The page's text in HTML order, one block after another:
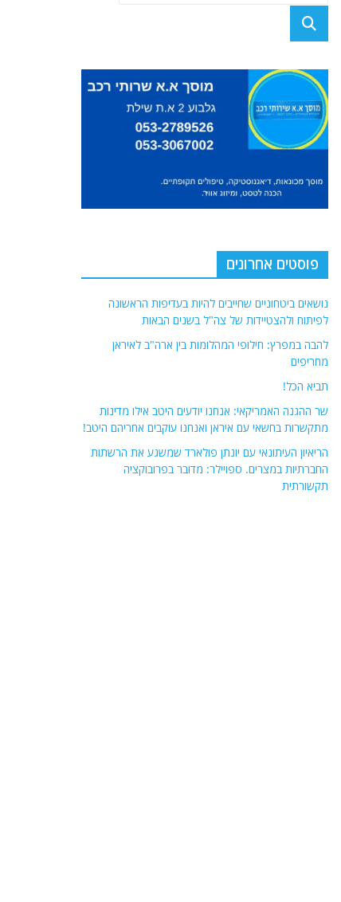
פוסטים אחרונים
נושאים ביטחוניים שחייבים להיות בעדיפות הראשונה
לפיתוח ולהצטיידות של צה"ל בשנים הבאות
להבה במפרץ: חילופי המהלומות בין ארה"ב לאיראן
מחריפים
תביא הכל!
שר ההגנה האמריקאי: אנחנו יודעים היטב אילו מדינות
מתקשרות בחשאי עם איראן ואנחנו עוקבים אחריהם היטב!
הריאיון העיתונאי עם יונתן פולארד שמשגע את הרשתות
החברתיות במצרים. ספויילר: מדובר בפרובוקציה
תקשורתית